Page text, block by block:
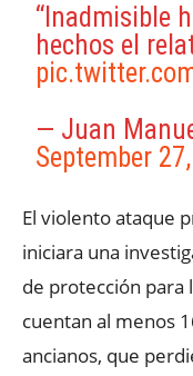
“Inadmisible
hechos el
— Juan
September
El violento ataque
iniciara una
de protección para
cuentan al menos
ancianos, que